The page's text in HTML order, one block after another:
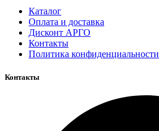
Каталог
Оплата и доставка
Дисконт АРГО
Контакты
Политика конфиденциальности
Контакты